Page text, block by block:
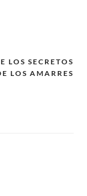
LOS SECRETOS
LOS AMARRES